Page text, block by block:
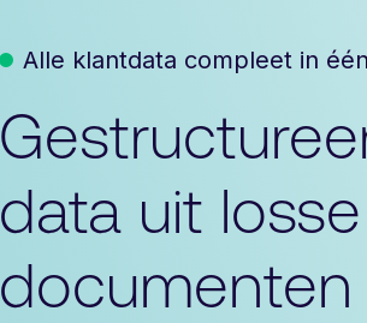
Alle klantdata compleet in
data uit losse
documenten